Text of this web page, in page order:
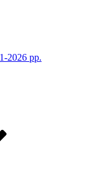
2026 рр.